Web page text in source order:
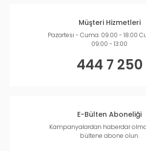
Müşteri Hizmetleri
Pazartesi - Cuma: 09:00 - 18:00
09:00 - 13:00
444 7 250
E-Bülten Aboneliği
Kampanyalardan haberdar
bültene abone olun.